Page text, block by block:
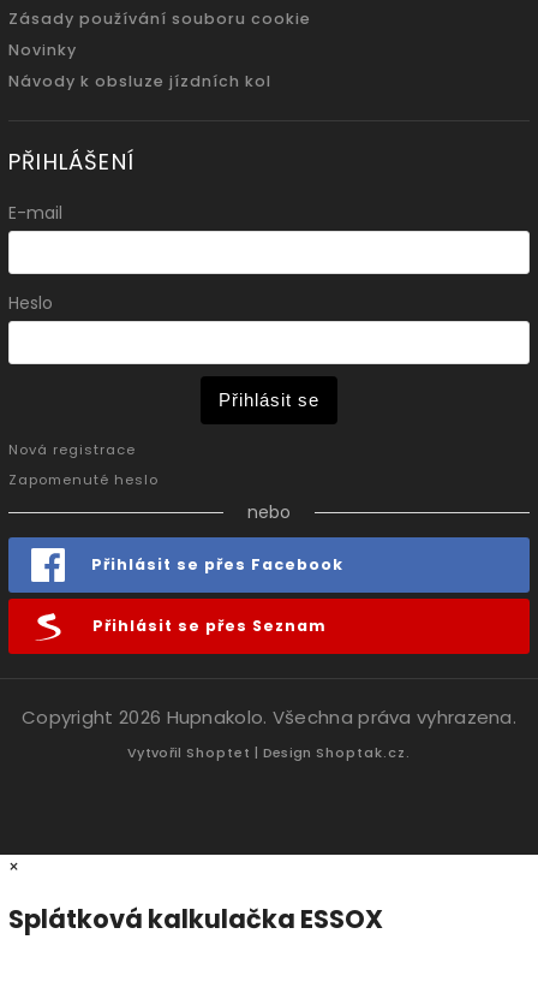
Zásady používání souboru cookie
Novinky
Návody k obsluze jízdních kol
PŘIHLÁŠENÍ
E-mail
Heslo
Přihlásit se
Nová registrace
Zapomenuté heslo
nebo
Přihlásit se přes Facebook
Přihlásit se přes Seznam
Copyright 2026 Hupnakolo. Všechna práva vyhrazena.
Vytvořil Shoptet | Design Shoptak.cz.
×
Splátková kalkulačka ESSOX